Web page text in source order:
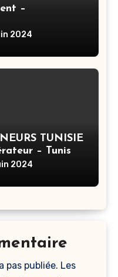
–
2024
TUNISIE
– Tunis
2024
pas publiée. Les